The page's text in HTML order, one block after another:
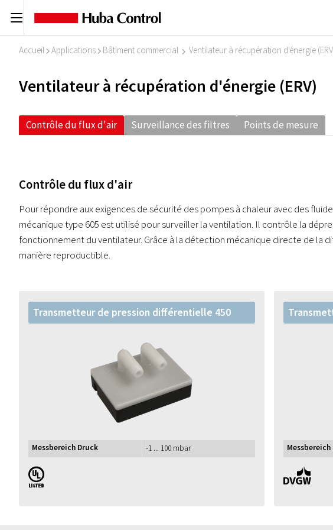
C
Accueil I Applications I Bâtiment commercial I Ventilateur à récupération d'énergie
Ventilateur à récupération d'énergie (ERV)
Contrôle du flux d'air Surveillance des filtres Points de mesure
Contrôle du flux d'air
Pour répondre aux exigences de sécurité des pompes à chaleur avec des
mécanique type 605 est utilisé pour surveiller la ventilation. Il contrôle la
fonctionnement du ventilateur. Grâce à la détection mécanique directe de la
manière reproductible.
Transmetteur de pression différentielle 450
Messbereich Druck -1 ... 100 mbar
UL
Messbereich
DVGW